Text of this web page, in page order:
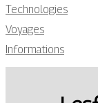
Technologies
Voyages
Informations